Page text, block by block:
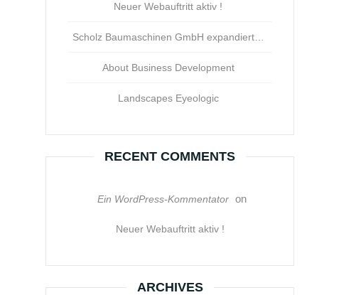
Neuer Webauftritt aktiv !
Scholz Baumaschinen GmbH expandiert…
About Business Development
Landscapes Eyeologic
RECENT COMMENTS
Ein WordPress-Kommentator on
Neuer Webauftritt aktiv !
ARCHIVES